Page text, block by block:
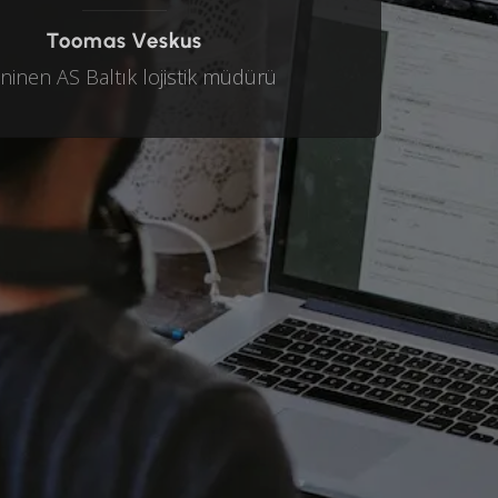
Toomas Veskus
AS Baltık lojistik müdürü